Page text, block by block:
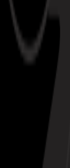
Musikvideo Maker
Generator